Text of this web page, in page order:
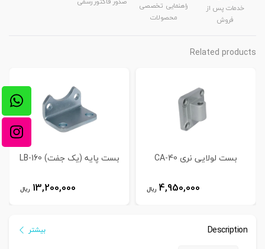
خدمات پس از
فروش
راهنمایی تخصصی
محصولات
Related products
بست لولایی نری CA-40
4,950,000 ریال
بست پایه (یک جفت) LB-160
13,200,000 ریال
Description بیشتر